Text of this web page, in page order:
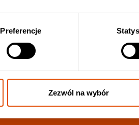
Preferencje
Zezwól na wybór